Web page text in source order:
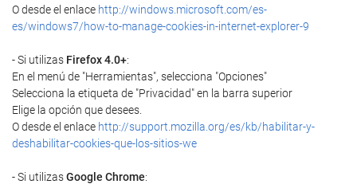
O desde el enlace http://windows.microsoft.com/es-
es/windows7/how-to-manage-cookies-in-internet-explorer-9
- Si utilizas Firefox 4.0+:
En el menú de "Herramientas", selecciona "Opciones"
Selecciona la etiqueta de "Privacidad" en la barra superior
Elige la opción que desees.
O desde el enlace http://support.mozilla.org/es/kb/habilitar-y-
deshabilitar-cookies-que-los-sitios-we
- Si utilizasGoogle Chrome: